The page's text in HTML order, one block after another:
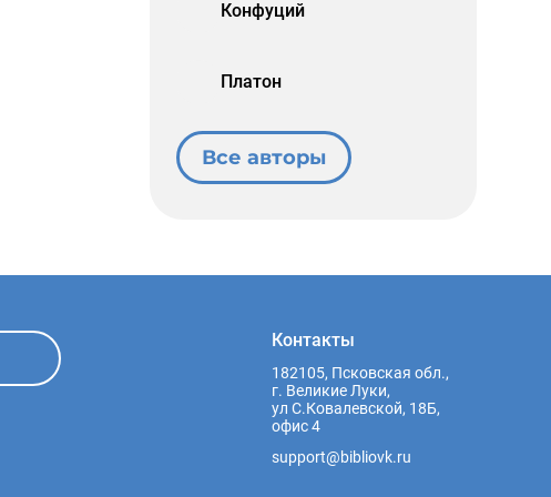
Конфуций
Платон
Все авторы
Контакты
182105, Псковская обл.,
г. Великие Луки,
ул С.Ковалевской, 18Б,
офис 4
support@bibliovk.ru